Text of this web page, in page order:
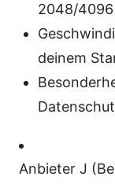
2048/4096
deinem
Anbieter J